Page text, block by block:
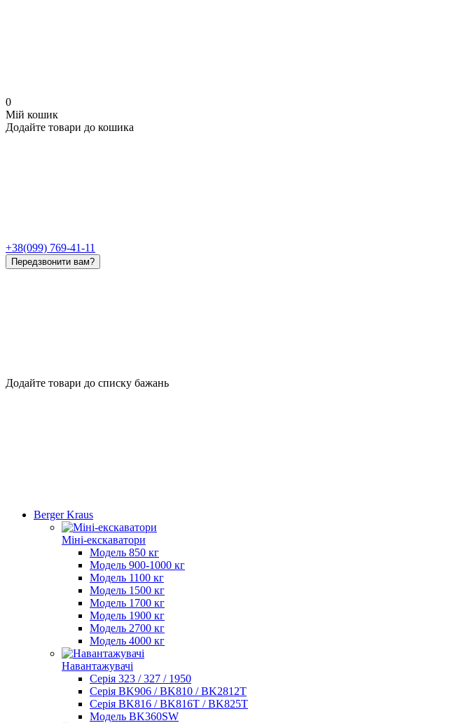
0
Мій кошик
Додайте товари до кошика
+38(099) 769-41-11
Передзвонити вам?
Додайте товари до списку бажань
Berger Kraus
Міні-екскаватори
Модель 850 кг
Модель 900-1000 кг
Модель 1100 кг
Модель 1500 кг
Модель 1700 кг
Модель 1900 кг
Модель 2700 кг
Модель 4000 кг
Навантажувачі
Серія 323 / 327 / 1950
Серія BK906 / BK810 / BK2812T
Серія BK816 / BK816T / BK825T
Модель BK360SW